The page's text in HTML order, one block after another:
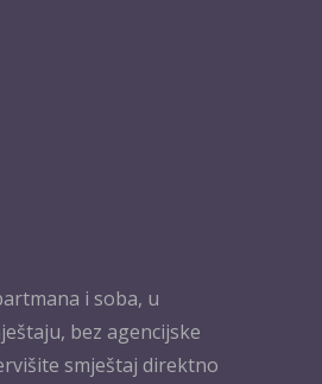
i soba, u
bez agencijske
smještaj direktno